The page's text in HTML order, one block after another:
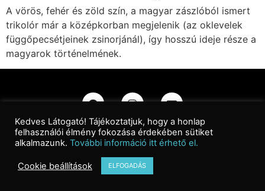
A vörös, fehér és zöld szín, a magyar zászlóból ismert
trikolór már a középkorban megjelenik (az oklevelek
függőpecsétjeinek zsinorjánál), így hosszú ideje része a
magyarok történelmének.
Kapcsolat|Adatkezelési Tájékoztató |Impresszum
©2026 Wanderer Graphic
Kedves Látogató! Tájékoztatjuk, hogy a honlap
felhasználói élmény fokozása érdekében sütiket
alkalmazunk. További információ itt érhető el.
Cookie beállítások ELFOGADÁS